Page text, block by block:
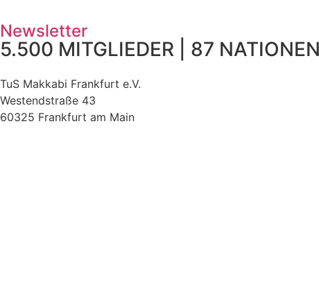
Newsletter
5.500 MITGLIEDER | 87
TuS Makkabi Frankfurt e.V.
Westendstraße 43
60325 Frankfurt am Main